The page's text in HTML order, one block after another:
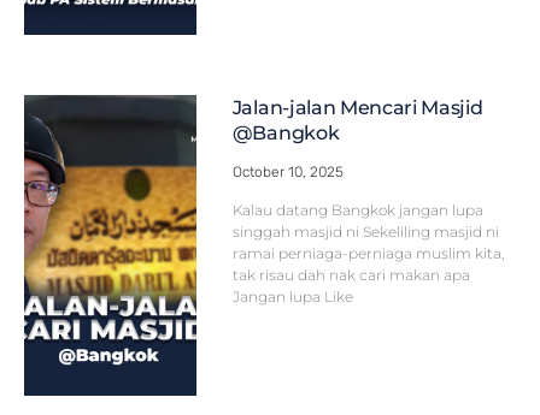
Jalan-jalan Mencari Masjid
@Bangkok
October 10, 2025
Kalau datang Bangkok jangan lupa
singgah masjid ni Sekeliling masjid ni
ramai perniaga-perniaga muslim kita,
tak risau dah nak cari makan apa
Jangan lupa Like